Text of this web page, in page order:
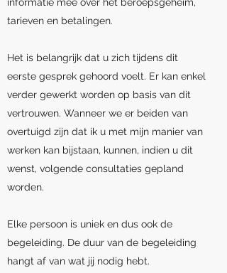
tarieven en betalingen.
Het is belangrijk dat u zich tijdens dit
eerste gesprek gehoord voelt. Er kan enkel
verder gewerkt worden op basis van dit
vertrouwen. Wanneer we er beiden van
overtuigd zijn dat ik u met mijn manier van
werken kan bijstaan, kunnen, indien u dit
wenst, volgende consultaties gepland
worden.
Elke persoon is uniek en dus ook de
begeleiding. De duur van de begeleiding
hangt af van wat jij nodig hebt.